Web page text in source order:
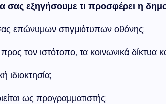
εξηγήσουμε τι προσφέρει η
επώνυμων στιγμιότυπων οθόνης;
τον ιστότοπο, τα κοινωνικά δίκτυα
ιδιοκτησία;
ως προγραμματιστής;